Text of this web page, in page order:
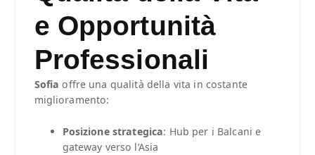
e Opportunità
Professionali
Sofia offre una qualità della vita in costante
miglioramento:
Posizione strategica: Hub per i Balcani e
gateway verso l’Asia